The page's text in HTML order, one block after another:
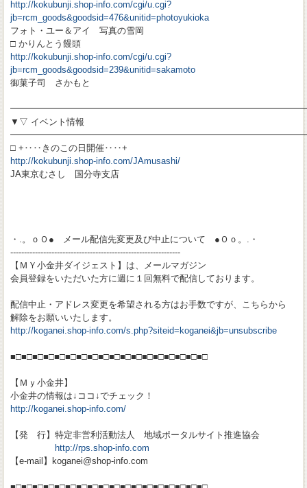
http://kokubunji.shop-info.com/cgi/u.cgi?
jb=rcm_goods&goodsid=476&unitid=photoyukioka
フォト・ユー＆アイ 写真の雪岡
□ かりんとう饅頭
http://kokubunji.shop-info.com/cgi/u.cgi?
jb=rcm_goods&goodsid=239&unitid=sakamoto
御菓子司 さかもと
▼▽ イベント情報
□ +‥‥きのこの日開催‥‥+
http://kokubunji.shop-info.com/JAmusashi/
JA東京むさし 国分寺支店
・.。ｏＯ● メール配信先変更及び中止について ●Ｏｏ。.・
--------------------------------------------------------------
【ＭＹ小金井ダイジェスト】は、メールマガジン
会員登録をいただいた方に週に１回無料で配信しております。
配信中止・アドレス変更を希望される方はお手数ですが、こちらから
解除をお願いいたします。
http://koganei.shop-info.com/s.php?siteid=koganei&jb=unsubscribe
■□■□■□■□■□■□■□■□■□■□■□■□■□■□■□■□■□■□
【Ｍｙ小金井】
小金井の情報は↓ココ↓でチェック！
http://koganei.shop-info.com/
【発 行】特定非営利活動法人 地域ポータルサイト推進協会
http://rps.shop-info.com
【e-mail】koganei@shop-info.com